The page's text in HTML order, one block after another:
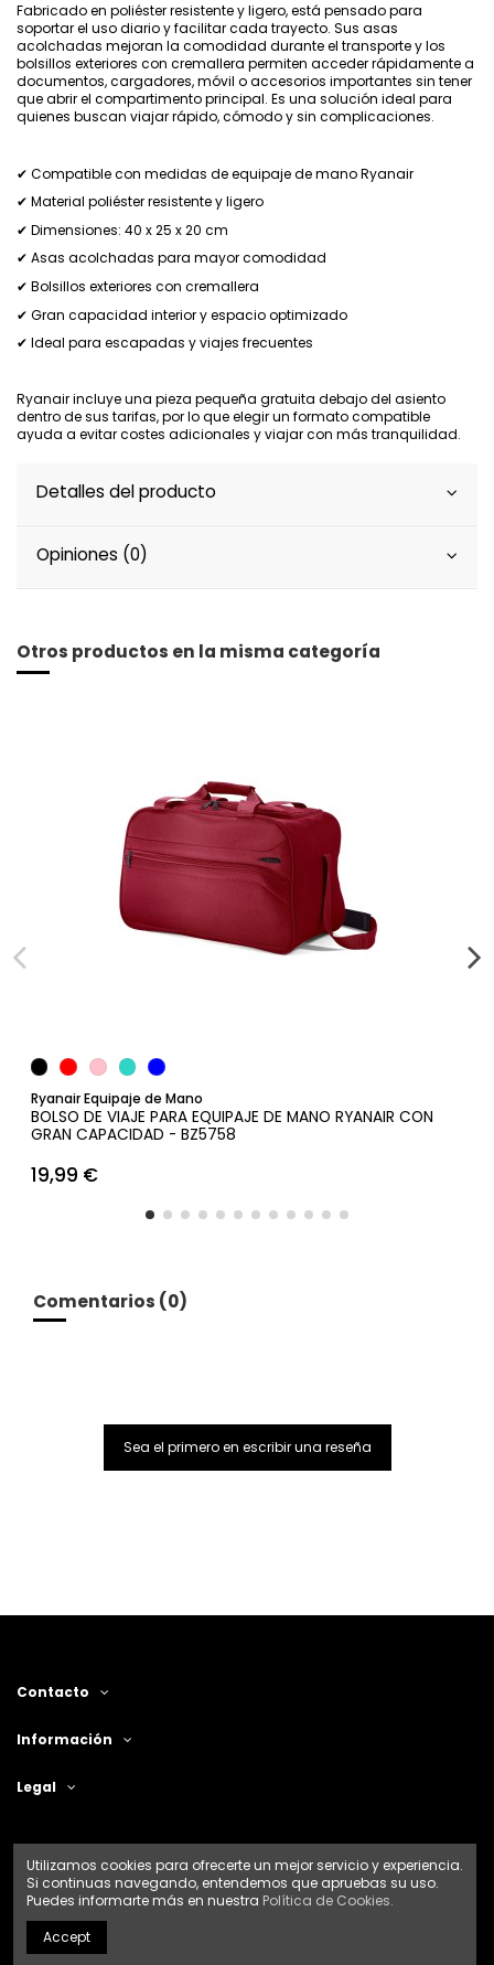
Fabricado en poliéster resistente y ligero, está pensado para
soportar el uso diario y facilitar cada trayecto. Sus asas
acolchadas mejoran la comodidad durante el transporte y los
bolsillos exteriores con cremallera permiten acceder rápidamente a
documentos, cargadores, móvil o accesorios importantes sin tener
que abrir el compartimento principal. Es una solución ideal para
quienes buscan viajar rápido, cómodo y sin complicaciones.
✔ Compatible con medidas de equipaje de mano Ryanair
✔ Material poliéster resistente y ligero
✔ Dimensiones: 40 x 25 x 20 cm
✔ Asas acolchadas para mayor comodidad
✔ Bolsillos exteriores con cremallera
✔ Gran capacidad interior y espacio optimizado
✔ Ideal para escapadas y viajes frecuentes
Ryanair incluye una pieza pequeña gratuita debajo del asiento
dentro de sus tarifas, por lo que elegir un formato compatible
ayuda a evitar costes adicionales y viajar con más tranquilidad.
Detalles del producto
Opiniones (0)
Otros productos en la misma categoría
Ryanair Equipaje de Mano
BOLSO DE VIAJE PARA EQUIPAJE DE MANO RYANAIR CON
GRAN CAPACIDAD - BZ5758
19,99 €
Comentarios (0)
Sea el primero en escribir una reseña
Contacto
Información
Legal
2025 © Productos Benzi, S.L.Todos los Derechos Reservados.
Utilizamos cookies para ofrecerte un mejor servicio y experiencia.
Si continuas navegando, entendemos que apruebas su uso.
Puedes informarte más en nuestra Política de Cookies.
Accept